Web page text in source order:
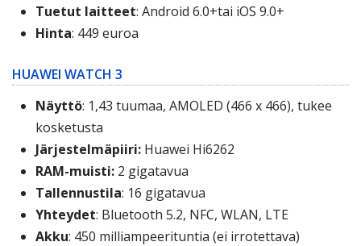
Tuetut laitteet: Android 6.0+tai iOS 9.0+
Hinta: 449 euroa
HUAWEI WATCH 3
Näyttö: 1,43 tuumaa, AMOLED (466 x 466), tukee
kosketusta
Järjestelmäpiiri:Huawei Hi6262
RAM-muisti:2 gigatavua
Tallennustila: 16 gigatavua
Yhteydet: Bluetooth 5.2, NFC, WLAN, LTE
Akku: 450 milliampeerituntia (ei irrotettava)